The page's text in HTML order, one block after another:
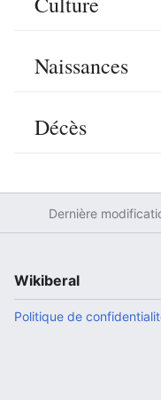
Naissances
Décès
Dernière
Wikiberal
Politique de